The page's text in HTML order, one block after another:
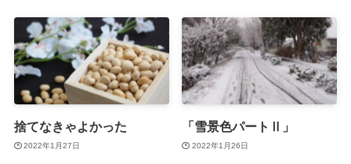
捨てなきゃよかった
2022年1月27日
「雪景色パートⅡ」
2022年1月26日